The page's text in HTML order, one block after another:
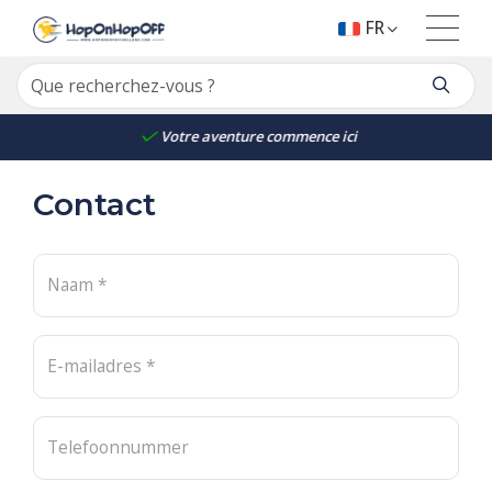
Votre aventure commence ici
FR
Contact
Naam *
E-mailadres *
Telefoonnummer